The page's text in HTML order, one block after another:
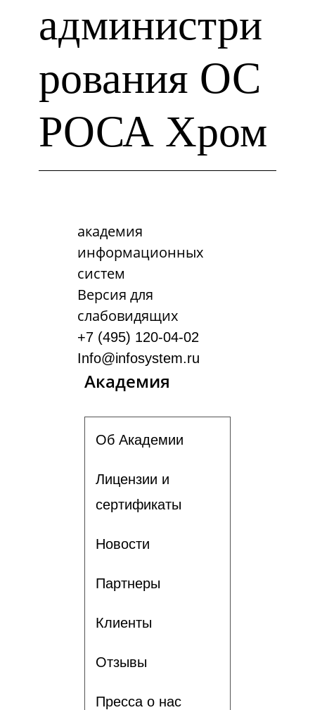
администри
рования ОС
РОСА Хром
академия
информационных
систем
Версия для
слабовидящих
+7 (495) 120-04-02
Info@infosystem.ru
Академия
Об Академии
Лицензии и
сертификаты
Новости
Партнеры
Клиенты
Отзывы
Пресса о нас